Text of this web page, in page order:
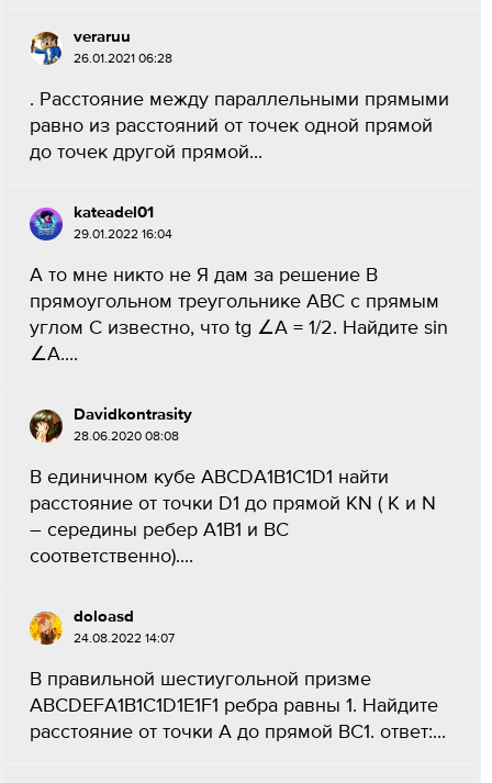
veraruu
26.01.2021 06:28
. Расстояние между параллельными прямыми
равно из расстояний от точек одной прямой
до точек другой прямой...
kateadel01
29.01.2022 16:04
А то мне никто не Я дам за решение В
прямоугольном треугольнике ABC с прямым
углом С известно, что tg ∠A = 1/2. Найдите sin
∠A....
Davidkontrasity
28.06.2020 08:08
В единичном кубе ABCDA1B1C1D1 найти
расстояние от точки D1 до прямой KN ( K и N
– середины ребер A1B1 и BC
соответственно)....
doloasd
24.08.2022 14:07
В правильной шестиугольной призме
ABCDEFA1B1C1D1E1F1 ребра равны 1. Найдите
расстояние от точки А до прямой ВС1. ответ:...